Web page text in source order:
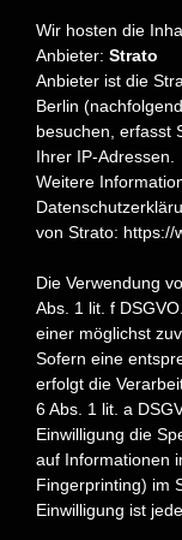
Wir hosten die
Anbieter: Strato
Anbieter ist die
Berlin
besuchen, erfasst
Ihrer IP-Adressen.
Weitere
von Strato: https://
Die Verwendung
Abs. 1 lit. f
einer möglichst
Sofern eine
erfolgt die
6 Abs. 1 lit. a
Einwilligung die
auf Informationen
Fingerprinting) im
Einwilligung ist